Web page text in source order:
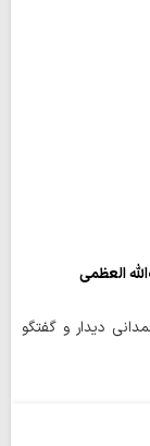
العظمی
دیدار و گفتگو